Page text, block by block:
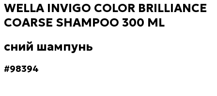
WELLA INVIGO COLOR BRILLIANCE
COARSE SHAMPOO 300 ML
Үсний шампунь
#98394